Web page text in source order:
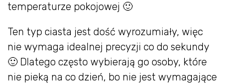
temperaturze pokojowej 🙂
Ten typ ciasta jest dość wyrozumiały, więc
nie wymaga idealnej precyzji co do sekundy
🙂 Dlatego często wybierają go osoby, które
nie pieką na co dzień, bo nie jest wymagające